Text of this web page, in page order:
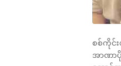
စစ်ကိုင်း
အာဏာ